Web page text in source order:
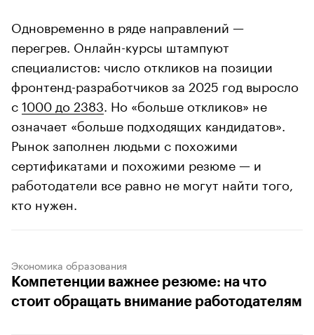
Одновременно в ряде направлений —
перегрев. Онлайн-курсы штампуют
специалистов: число откликов на позиции
фронтенд-разработчиков за 2025 год выросло
с1000 до 2383 . Но «больше откликов» не
означает «больше подходящих кандидатов».
Рынок заполнен людьми с похожими
сертификатами и похожими резюме — и
работодатели все равно не могут найти того,
кто нужен.
Экономика образования
Компетенции важнее резюме: на что
стоит обращать внимание работодателям